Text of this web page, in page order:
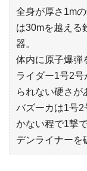
全身が厚さ1m
は30mを越える
器。
体内に原子爆弾
ライダー1号2号
られない硬さが
バズーカは1号2
かない程で1撃
デンライナーを